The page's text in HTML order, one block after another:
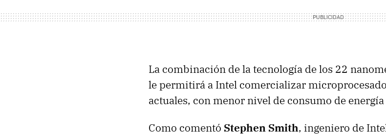
La combinación de la tecnología de los 22
le permitirá a Intel comercializar
actuales, con menor nivel de consumo de
Como comentó Stephen Smith, ingeniero de